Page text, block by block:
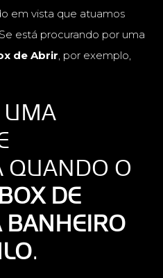
em vista que atuamos
está procurando por uma
de Abrir , por exemplo,
QUANDO O
BOX DE
.